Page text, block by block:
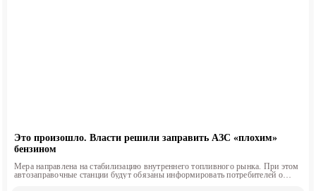
Это произошло. Власти решили заправить АЗС «плохим»
бензином
Мера направлена на стабилизацию внутреннего топливного рынка. При этом
автозаправочные станции будут обязаны информировать потребителей о